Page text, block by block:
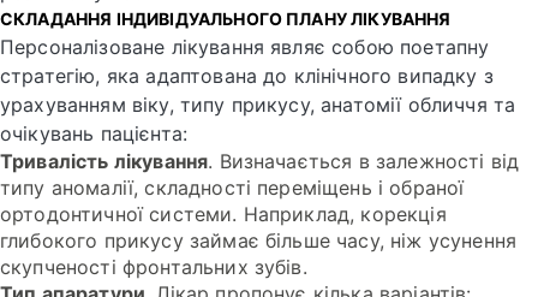
СКЛАДАННЯ ІНДИВІДУАЛЬНОГО ПЛАНУ ЛІКУВАННЯ
Персоналізоване лікування являє собою поетапну
стратегію, яка адаптована до клінічного випадку з
урахуванням віку, типу прикусу, анатомії обличчя та
очікувань пацієнта:
Тривалість лікування. Визначається в залежності від
типу аномалії, складності переміщень і обраної
ортодонтичної системи. Наприклад, корекція
глибокого прикусу займає більше часу, ніж усунення
скупченості фронтальних зубів.